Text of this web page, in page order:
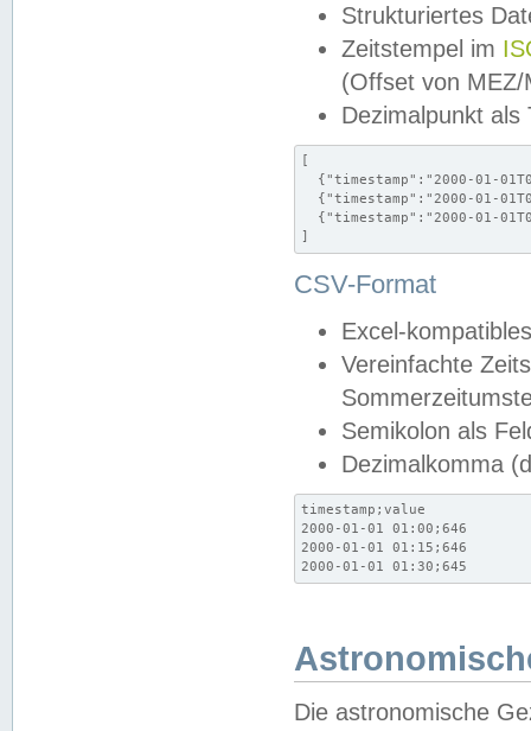
Strukturiertes
Zeitstempel im
(Offset von MEZ/
Dezimalpunkt als
[
{"timestamp":"2000-01-
{"timestamp":"2000-01-
{"timestamp":"2000-01-
]
CSV-Format
Excel-
Vereinfachte
Semikolon als
Dezimalkomma
timestamp;value
2000-01-01 01:00;646
2000-01-01 01:15;646
2000-01-01 01:30;645
Die astronomische